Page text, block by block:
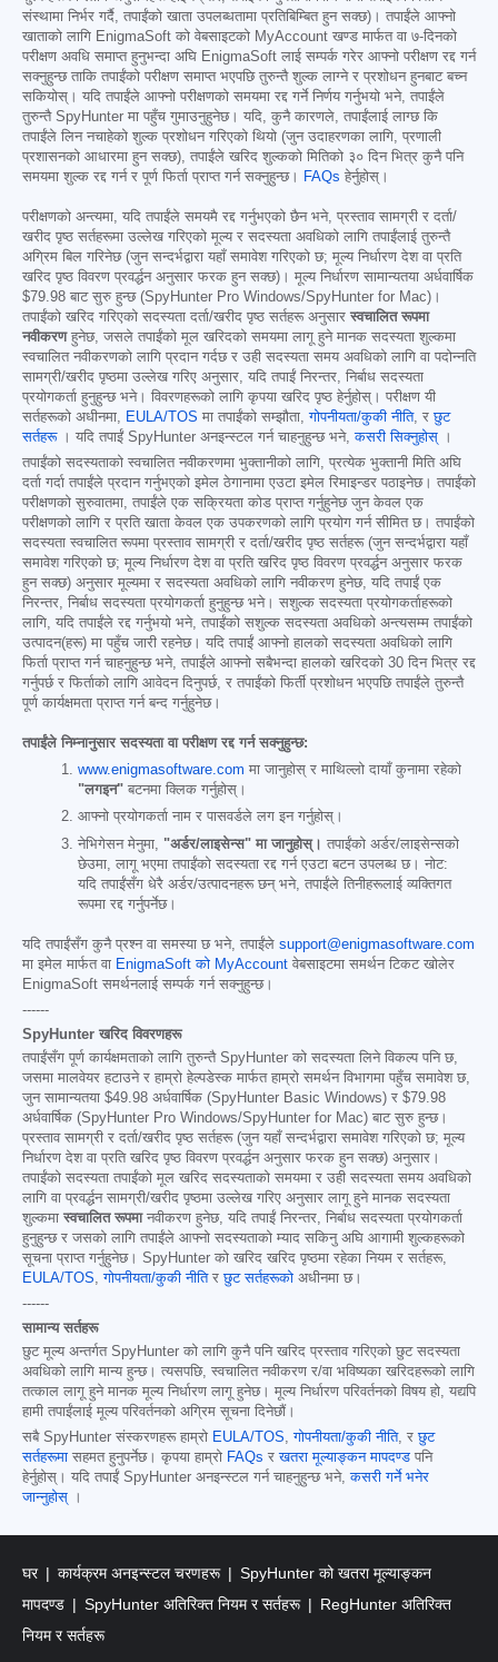
संस्थामा निर्भर गर्दै, तपाईंको खाता उपलब्धतामा प्रतिबिम्बित हुन सक्छ)। तपाईंले आफ्नो
खाताको लागि EnigmaSoft को वेबसाइटको MyAccount खण्ड मार्फत वा ७-दिनको
परीक्षण अवधि समाप्त हुनुभन्दा अघि EnigmaSoft लाई सम्पर्क गरेर आफ्नो परीक्षण रद्द गर्न
सक्नुहुन्छ ताकि तपाईंको परीक्षण समाप्त भएपछि तुरुन्तै शुल्क लाग्ने र प्रशोधन हुनबाट बच्न
सकियोस्। यदि तपाईंले आफ्नो परीक्षणको समयमा रद्द गर्ने निर्णय गर्नुभयो भने, तपाईंले
तुरुन्तै SpyHunter मा पहुँच गुमाउनुहुनेछ। यदि, कुनै कारणले, तपाईंलाई लाग्छ कि
तपाईंले लिन नचाहेको शुल्क प्रशोधन गरिएको थियो (जुन उदाहरणका लागि, प्रणाली
प्रशासनको आधारमा हुन सक्छ), तपाईंले खरिद शुल्कको मितिको ३० दिन भित्र कुनै पनि
समयमा शुल्क रद्द गर्न र पूर्ण फिर्ता प्राप्त गर्न सक्नुहुन्छ।
FAQs हेर्नुहोस्।
परीक्षणको अन्त्यमा, यदि तपाईंले समयमै रद्द गर्नुभएको छैन भने, प्रस्ताव सामग्री र दर्ता/
खरीद पृष्ठ सर्तहरूमा उल्लेख गरिएको मूल्य र सदस्यता अवधिको लागि तपाईंलाई तुरुन्तै
अग्रिम बिल गरिनेछ (जुन सन्दर्भद्वारा यहाँ समावेश गरिएको छ; मूल्य निर्धारण देश वा प्रति
खरिद पृष्ठ विवरण प्रवर्द्धन अनुसार फरक हुन सक्छ)। मूल्य निर्धारण सामान्यतया अर्धवार्षिक
$79.98 बाट सुरु हुन्छ (SpyHunter Pro Windows/SpyHunter for Mac)।
तपाईंको खरिद गरिएको सदस्यता दर्ता/खरीद पृष्ठ सर्तहरू अनुसार स्वचालित रूपमा
नवीकरणहुनेछ, जसले तपाईंको मूल खरिदको समयमा लागू हुने मानक सदस्यता शुल्कमा
स्वचालित नवीकरणको लागि प्रदान गर्दछ र उही सदस्यता समय अवधिको लागि वा पदोन्नति
सामग्री/खरीद पृष्ठमा उल्लेख गरिए अनुसार, यदि तपाईं निरन्तर, निर्बाध सदस्यता
प्रयोगकर्ता हुनुहुन्छ भने। विवरणहरूको लागि कृपया खरिद पृष्ठ हेर्नुहोस्। परीक्षण यी
सर्तहरूको अधीनमा, EULA/TOS मा तपाईंको सम्झौता,गोपनीयता/कुकी नीति, रछुट
सर्तहरू। यदि तपाईं SpyHunter अनइन्स्टल गर्न चाहनुहुन्छ भने,कसरी सिक्नुहोस् ।
तपाईंको सदस्यताको स्वचालित नवीकरणमा भुक्तानीको लागि, प्रत्येक भुक्तानी मिति अघि
दर्ता गर्दा तपाईंले प्रदान गर्नुभएको इमेल ठेगानामा एउटा इमेल रिमाइन्डर पठाइनेछ। तपाईंको
परीक्षणको सुरुवातमा, तपाईंले एक सक्रियता कोड प्राप्त गर्नुहुनेछ जुन केवल एक
परीक्षणको लागि र प्रति खाता केवल एक उपकरणको लागि प्रयोग गर्न सीमित छ। तपाईंको
सदस्यता स्वचालित रूपमा प्रस्ताव सामग्री र दर्ता/खरीद पृष्ठ सर्तहरू (जुन सन्दर्भद्वारा यहाँ
समावेश गरिएको छ; मूल्य निर्धारण देश वा प्रति खरिद पृष्ठ विवरण प्रवर्द्धन अनुसार फरक
हुन सक्छ) अनुसार मूल्यमा र सदस्यता अवधिको लागि नवीकरण हुनेछ, यदि तपाईं एक
निरन्तर, निर्बाध सदस्यता प्रयोगकर्ता हुनुहुन्छ भने। सशुल्क सदस्यता प्रयोगकर्ताहरूको
लागि, यदि तपाईंले रद्द गर्नुभयो भने, तपाईंको सशुल्क सदस्यता अवधिको अन्त्यसम्म तपाईंको
उत्पादन(हरू) मा पहुँच जारी रहनेछ। यदि तपाईं आफ्नो हालको सदस्यता अवधिको लागि
फिर्ता प्राप्त गर्न चाहनुहुन्छ भने, तपाईंले आफ्नो सबैभन्दा हालको खरिदको 30 दिन भित्र रद्द
गर्नुपर्छ र फिर्ताको लागि आवेदन दिनुपर्छ, र तपाईंको फिर्ती प्रशोधन भएपछि तपाईंले तुरुन्तै
पूर्ण कार्यक्षमता प्राप्त गर्न बन्द गर्नुहुनेछ।
तपाईंले निम्नानुसार सदस्यता वा परीक्षण रद्द गर्न सक्नुहुन्छ:
www.enigmasoftware.com मा जानुहोस् र माथिल्लो दायाँ कुनामा रहेको
"लगइन" बटनमा क्लिक गर्नुहोस्।
आफ्नो प्रयोगकर्ता नाम र पासवर्डले लग इन गर्नुहोस्।
नेभिगेसन मेनुमा, "अर्डर/लाइसेन्स" मा जानुहोस्। तपाईंको अर्डर/लाइसेन्सको
छेउमा, लागू भएमा तपाईंको सदस्यता रद्द गर्न एउटा बटन उपलब्ध छ। नोट:
यदि तपाईंसँग धेरै अर्डर/उत्पादनहरू छन् भने, तपाईंले तिनीहरूलाई व्यक्तिगत
रूपमा रद्द गर्नुपर्नेछ।
यदि तपाईंसँग कुनै प्रश्न वा समस्या छ भने, तपाईंले support@enigmasoftware.com
मा इमेल मार्फत वा EnigmaSoft को MyAccount वेबसाइटमा समर्थन टिकट खोलेर
EnigmaSoft समर्थनलाई सम्पर्क गर्न सक्नुहुन्छ।
------
SpyHunter खरिद विवरणहरू
तपाईंसँग पूर्ण कार्यक्षमताको लागि तुरुन्तै SpyHunter को सदस्यता लिने विकल्प पनि छ,
जसमा मालवेयर हटाउने र हाम्रो हेल्पडेस्क मार्फत हाम्रो समर्थन विभागमा पहुँच समावेश छ,
जुन सामान्यतया $49.98 अर्धवार्षिक (SpyHunter Basic Windows) र $79.98
अर्धवार्षिक (SpyHunter Pro Windows/SpyHunter for Mac) बाट सुरु हुन्छ।
प्रस्ताव सामग्री र दर्ता/खरीद पृष्ठ सर्तहरू (जुन यहाँ सन्दर्भद्वारा समावेश गरिएको छ; मूल्य
निर्धारण देश वा प्रति खरिद पृष्ठ विवरण प्रवर्द्धन अनुसार फरक हुन सक्छ) अनुसार।
तपाईंको सदस्यता तपाईंको मूल खरिद सदस्यताको समयमा र उही सदस्यता समय अवधिको
लागि वा प्रवर्द्धन सामग्री/खरीद पृष्ठमा उल्लेख गरिए अनुसार लागू हुने मानक सदस्यता
शुल्कमा स्वचालित रूपमानवीकरण हुनेछ, यदि तपाईं निरन्तर, निर्बाध सदस्यता प्रयोगकर्ता
हुनुहुन्छ र जसको लागि तपाईंले आफ्नो सदस्यताको म्याद सकिनु अघि आगामी शुल्कहरूको
सूचना प्राप्त गर्नुहुनेछ। SpyHunter को खरिद खरिद पृष्ठमा रहेका नियम र सर्तहरू,
EULA/TOS ,गोपनीयता/कुकी नीतिरछुट सर्तहरूको अधीनमा छ।
------
सामान्य सर्तहरू
छुट मूल्य अन्तर्गत SpyHunter को लागि कुनै पनि खरिद प्रस्ताव गरिएको छुट सदस्यता
अवधिको लागि मान्य हुन्छ। त्यसपछि, स्वचालित नवीकरण र/वा भविष्यका खरिदहरूको लागि
तत्काल लागू हुने मानक मूल्य निर्धारण लागू हुनेछ। मूल्य निर्धारण परिवर्तनको विषय हो, यद्यपि
हामी तपाईंलाई मूल्य परिवर्तनको अग्रिम सूचना दिनेछौं।
सबै SpyHunter संस्करणहरू हाम्रो EULA/TOS ,गोपनीयता/कुकी नीति, रछुट
सर्तहरूमा सहमत हुनुपर्नेछ। कृपया हाम्रो FAQs रखतरा मूल्याङ्कन मापदण्ड पनि
हेर्नुहोस्। यदि तपाईं SpyHunter अनइन्स्टल गर्न चाहनुहुन्छ भने,कसरी गर्ने भनेर
जान्नुहोस् ।
घर कार्यक्रम अनइन्स्टल चरणहरू
SpyHunter को खतरा मूल्याङ्कन
मापदण्ड
SpyHunter अतिरिक्त नियम र सर्तहरू
RegHunter अतिरिक्त
नियम र सर्तहरू